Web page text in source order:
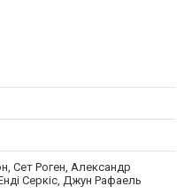
Сет Роген, Александр
Серкіс, Джун Рафаель